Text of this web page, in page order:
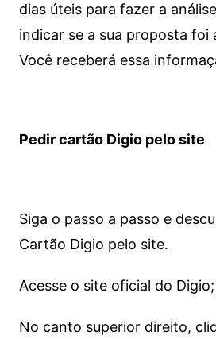
dias úteis para fazer a
indicar se a sua proposta foi
Você receberá essa
Pedir cartão Digio pelo site
Siga o passo a passo e
Cartão Digio pelo site.
Acesse o site oficial do Digio;
No canto superior direito,